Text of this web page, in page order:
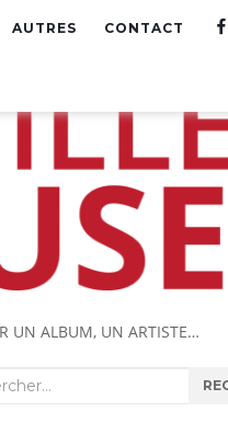
AUTRES CONTACT
UN ALBUM, UN ARTISTE…